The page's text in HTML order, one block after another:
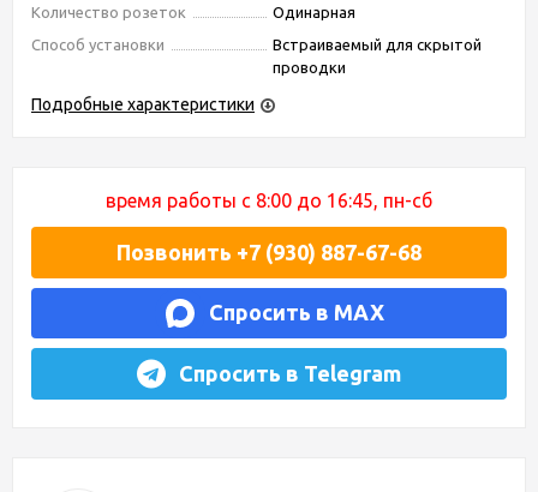
Количество розеток
Одинарная
Способ установки
Встраиваемый для скрытой
проводки
Подробные характеристики
время работы с 8:00 до 16:45, пн-сб
Позвонить +7 (930) 887-67-68
Спросить в MAX
Спросить в Telegram